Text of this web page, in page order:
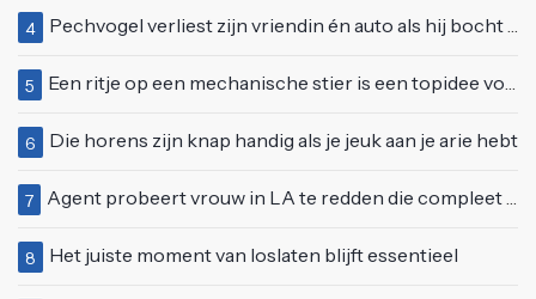
4 Pechvogel verliest zijn vriendin én auto als hij bocht te scherp neemt
5 Een ritje op een mechanische stier is een topidee voor een eerste date
6 Die horens zijn knap handig als je jeuk aan je arie hebt
7 Agent probeert vrouw in LA te redden die compleet van het padje is
8 Het juiste moment van loslaten blijft essentieel